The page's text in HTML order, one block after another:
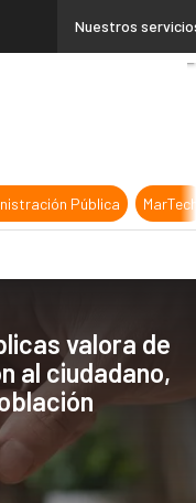
Nuestros
Pública
valora de
al ciudadano,